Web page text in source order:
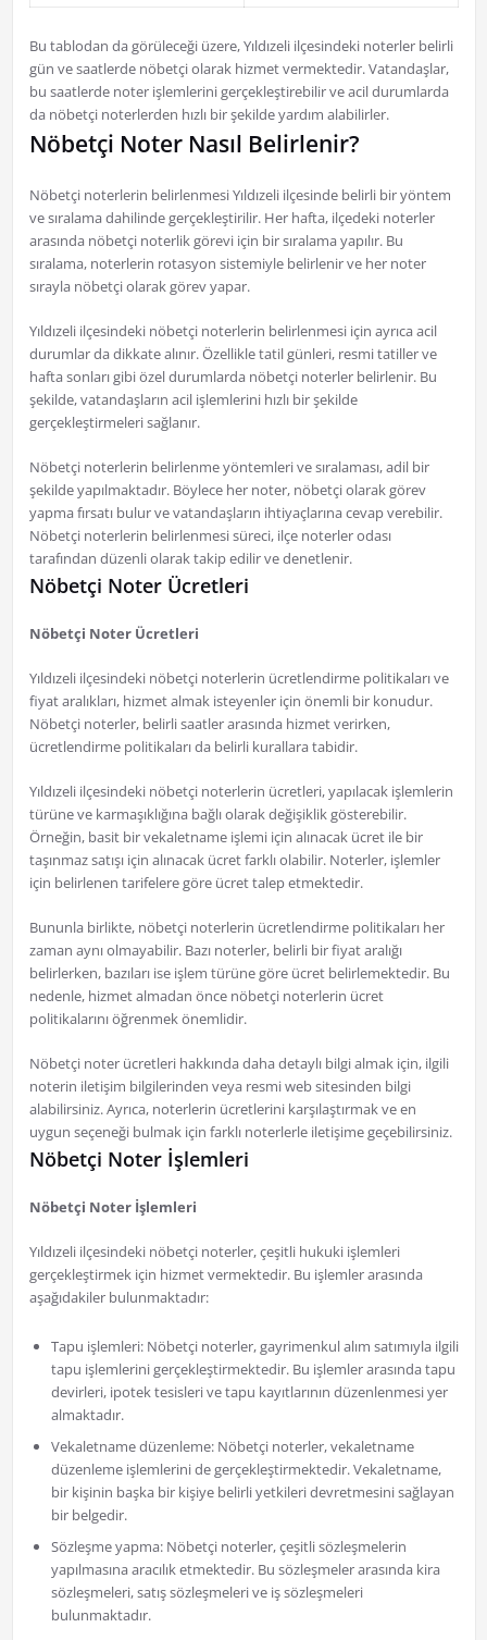
Bu tablodan da görüleceği üzere, Yıldızeli ilçesindeki noterler belirli
gün ve saatlerde nöbetçi olarak hizmet vermektedir. Vatandaşlar,
bu saatlerde noter işlemlerini gerçekleştirebilir ve acil durumlarda
da nöbetçi noterlerden hızlı bir şekilde yardım alabilirler.
Nöbetçi Noter Nasıl Belirlenir?
Nöbetçi noterlerin belirlenmesi Yıldızeli ilçesinde belirli bir yöntem
ve sıralama dahilinde gerçekleştirilir. Her hafta, ilçedeki noterler
arasında nöbetçi noterlik görevi için bir sıralama yapılır. Bu
sıralama, noterlerin rotasyon sistemiyle belirlenir ve her noter
sırayla nöbetçi olarak görev yapar.
Yıldızeli ilçesindeki nöbetçi noterlerin belirlenmesi için ayrıca acil
durumlar da dikkate alınır. Özellikle tatil günleri, resmi tatiller ve
hafta sonları gibi özel durumlarda nöbetçi noterler belirlenir. Bu
şekilde, vatandaşların acil işlemlerini hızlı bir şekilde
gerçekleştirmeleri sağlanır.
Nöbetçi noterlerin belirlenme yöntemleri ve sıralaması, adil bir
şekilde yapılmaktadır. Böylece her noter, nöbetçi olarak görev
yapma fırsatı bulur ve vatandaşların ihtiyaçlarına cevap verebilir.
Nöbetçi noterlerin belirlenmesi süreci, ilçe noterler odası
tarafından düzenli olarak takip edilir ve denetlenir.
Nöbetçi Noter Ücretleri
Nöbetçi Noter Ücretleri
Yıldızeli ilçesindeki nöbetçi noterlerin ücretlendirme politikaları ve
fiyat aralıkları, hizmet almak isteyenler için önemli bir konudur.
Nöbetçi noterler, belirli saatler arasında hizmet verirken,
ücretlendirme politikaları da belirli kurallara tabidir.
Yıldızeli ilçesindeki nöbetçi noterlerin ücretleri, yapılacak işlemlerin
türüne ve karmaşıklığına bağlı olarak değişiklik gösterebilir.
Örneğin, basit bir vekaletname işlemi için alınacak ücret ile bir
taşınmaz satışı için alınacak ücret farklı olabilir. Noterler, işlemler
için belirlenen tarifelere göre ücret talep etmektedir.
Bununla birlikte, nöbetçi noterlerin ücretlendirme politikaları her
zaman aynı olmayabilir. Bazı noterler, belirli bir fiyat aralığı
belirlerken, bazıları ise işlem türüne göre ücret belirlemektedir. Bu
nedenle, hizmet almadan önce nöbetçi noterlerin ücret
politikalarını öğrenmek önemlidir.
Nöbetçi noter ücretleri hakkında daha detaylı bilgi almak için, ilgili
noterin iletişim bilgilerinden veya resmi web sitesinden bilgi
alabilirsiniz. Ayrıca, noterlerin ücretlerini karşılaştırmak ve en
uygun seçeneği bulmak için farklı noterlerle iletişime geçebilirsiniz.
Nöbetçi Noter İşlemleri
Nöbetçi Noter İşlemleri
Yıldızeli ilçesindeki nöbetçi noterler, çeşitli hukuki işlemleri
gerçekleştirmek için hizmet vermektedir. Bu işlemler arasında
aşağıdakiler bulunmaktadır:
Tapu işlemleri: Nöbetçi noterler, gayrimenkul alım satımıyla ilgili
tapu işlemlerini gerçekleştirmektedir. Bu işlemler arasında tapu
devirleri, ipotek tesisleri ve tapu kayıtlarının düzenlenmesi yer
almaktadır.
Vekaletname düzenleme: Nöbetçi noterler, vekaletname
düzenleme işlemlerini de gerçekleştirmektedir. Vekaletname,
bir kişinin başka bir kişiye belirli yetkileri devretmesini sağlayan
bir belgedir.
Sözleşme yapma: Nöbetçi noterler, çeşitli sözleşmelerin
yapılmasına aracılık etmektedir. Bu sözleşmeler arasında kira
sözleşmeleri, satış sözleşmeleri ve iş sözleşmeleri
bulunmaktadır.